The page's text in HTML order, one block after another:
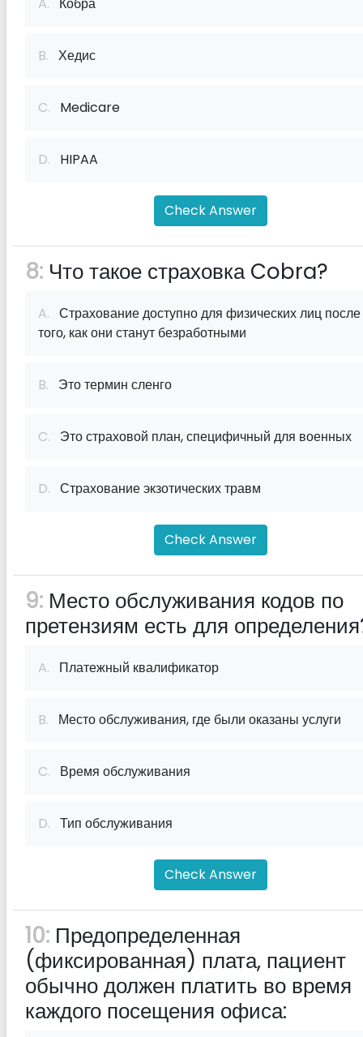
B. Хедис
C. Medicare
D. HIPAA
Check Answer
8: Что такое страховка Cobra?
A. Страхование доступно для физических лиц после
того, как они станут безработными
B. Это термин сленго
C. Это страховой план, специфичный для военных
D. Страхование экзотических травм
Check Answer
9: Место обслуживания кодов по
претензиям есть для
A. Платежный квалификатор
B. Место обслуживания, где были оказаны услуги
C. Время обслуживания
D. Тип обслуживания
Check Answer
10: Предопределенная
(фиксированная) плата, пациент
обычно должен платить во время
каждого посещения офиса: